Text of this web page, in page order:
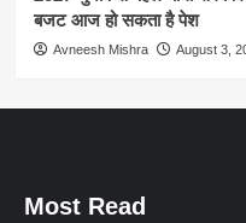
बजट आज हो सकता है पेश
Avneesh Mishra August 3,
Most Read